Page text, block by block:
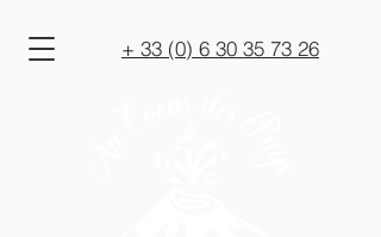
+ 33 (0) 6 30 35 73 26